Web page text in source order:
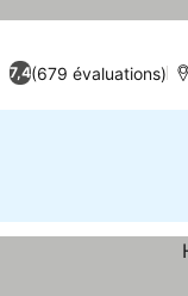
7,4(679 évaluations)